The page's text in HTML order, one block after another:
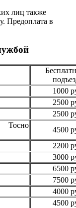
лиц также
Предоплата в
1000
2500
2500
Тосно
4500
2200
3000
6500
7500
4000
4500